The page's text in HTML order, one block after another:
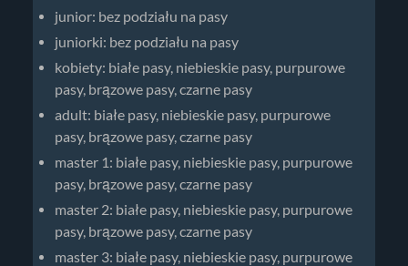
junior: bez podziału na pasy
juniorki: bez podziału na pasy
kobiety: białe pasy, niebieskie pasy, purpurowe
pasy, brązowe pasy, czarne pasy
adult: białe pasy, niebieskie pasy, purpurowe
pasy, brązowe pasy, czarne pasy
master 1: białe pasy, niebieskie pasy, purpurowe
pasy, brązowe pasy, czarne pasy
master 2: białe pasy, niebieskie pasy, purpurowe
pasy, brązowe pasy, czarne pasy
master 3: białe pasy, niebieskie pasy, purpurowe